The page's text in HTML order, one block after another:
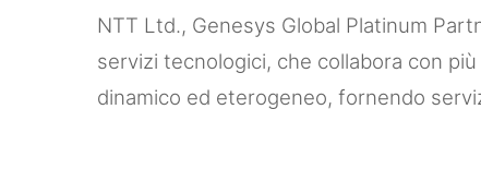
NTT Ltd., Genesys Global Platinum
servizi tecnologici, che collabora con
dinamico ed eterogeneo, fornendo